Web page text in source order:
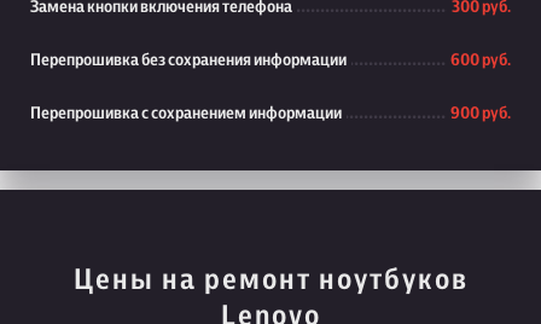
Замена кнопки включения телефона 300 руб.
Перепрошивка без сохранения информации 600 руб.
Перепрошивка с сохранением информации 900 руб.
Цены на ремонт ноутбуков
Lenovo